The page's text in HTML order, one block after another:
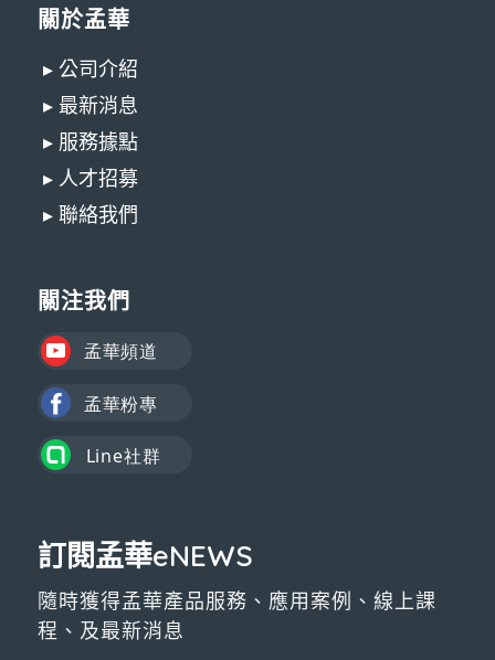
關於孟華
▸ 公司介紹
▸ 最新消息
▸ 服務據點
▸ 人才招募
▸ 聯絡我們
關注我們
訂閱孟華eNEWS
隨時獲得孟華產品服務、應用案例、線上課
程、及最新消息